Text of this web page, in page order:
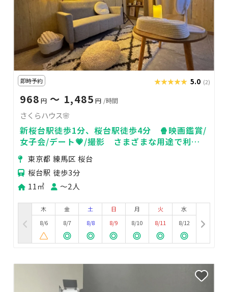
即時予約 ★★★★★
★★★★★ 5.0 (2)
968 円 〜 1,485 円 /時間
さくらハウス🌸
新桜台駅徒歩1分、桜台駅徒歩4分 🍿映画鑑賞/
女子会/デート💗/撮影 さまざまな用途で利用
可能✨
東京都 練馬区 桜台
桜台駅 徒歩3分
11㎡
〜2人
木
8/6
金
8/7
土
8/8
日
8/9
月
8/10
火
8/11
水
8/12